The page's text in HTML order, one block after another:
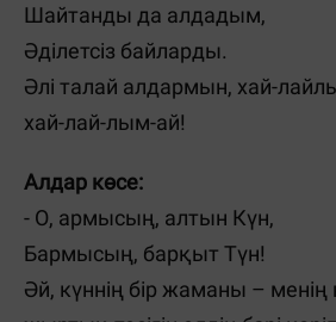
Шайтанды да алдадым,
Әділетсіз байларды.
Әлі талай алдармын, хай-
хай-лай-лым-ай!
Алдар көсе:
- О, армысың, алтын Күн,
Бармысың, барқыт Түн!
Әй, күннің бір жаманы – менің